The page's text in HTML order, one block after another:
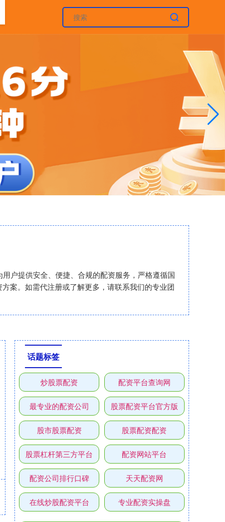
户提供安全、便捷、合规的配资服务，严格遵循国
案。如需代注册或了解更多，请联系我们的专业团
话题标签
炒股票配资 配资平台查询网
最专业的配资公司 股票配资平台官方版
股市股票配资 股票配资配资
股票杠杆第三方平台 配资网站平台
配资公司排行口碑 天天配资网
在线炒股配资平台 专业配资实操盘